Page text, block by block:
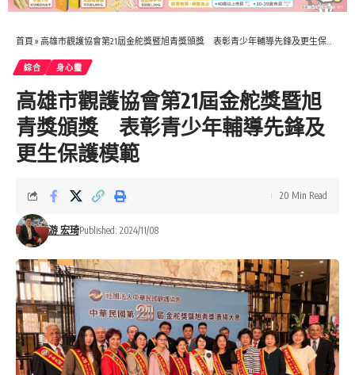
首頁 » 高雄市觀護協會第21屆金舵獎暨旭青獎頒獎 表彰青少年輔導先鋒及更生保護模範
綜合 身心𩆜
高雄市觀護協會第21屆金舵獎暨旭
青獎頒獎 表彰青少年輔導先鋒及
更生保護模範
游 宏琦Published: 2024/11/08
20 Min Read